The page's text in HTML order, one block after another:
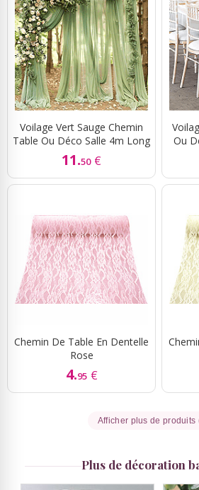
Voilage Vert Sauge Chemin
Table Ou Déco Salle 4m Long
11.50 €
Ou
Chemin De Table En Dentelle
Rose
4.95 €
Afficher plus de produits
Plus de décoration